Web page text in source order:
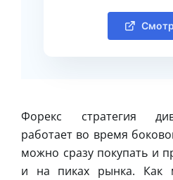
Форекс стратегия
работает во время
можно сразу покупать и
и на пиках рынка. Как